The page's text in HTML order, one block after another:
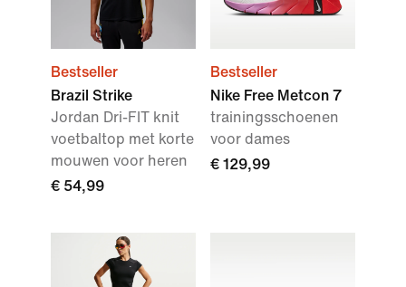
Bestseller
Brazil Strike
Jordan Dri-FIT knit
voetbaltop met korte
mouwen voor heren
€ 54,99
Bestseller
Nike Free Metcon 7
trainingsschoenen
voor dames
€ 129,99